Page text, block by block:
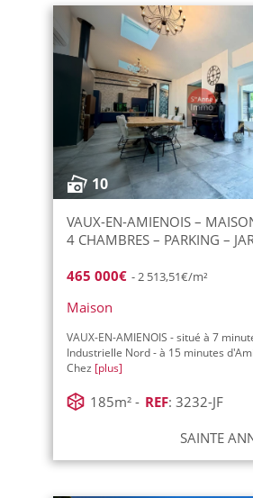
10
VAUX-EN-AMIENOIS –
4 CHAMBRES – PARKING –
465 000€ - 2 513,51€/m²
Maison
VAUX-EN-AMIENOIS - situé à 7
Industrielle Nord - à 15 minutes
Chez [plus]
185m² - REF: 3232-JF
SAINTE